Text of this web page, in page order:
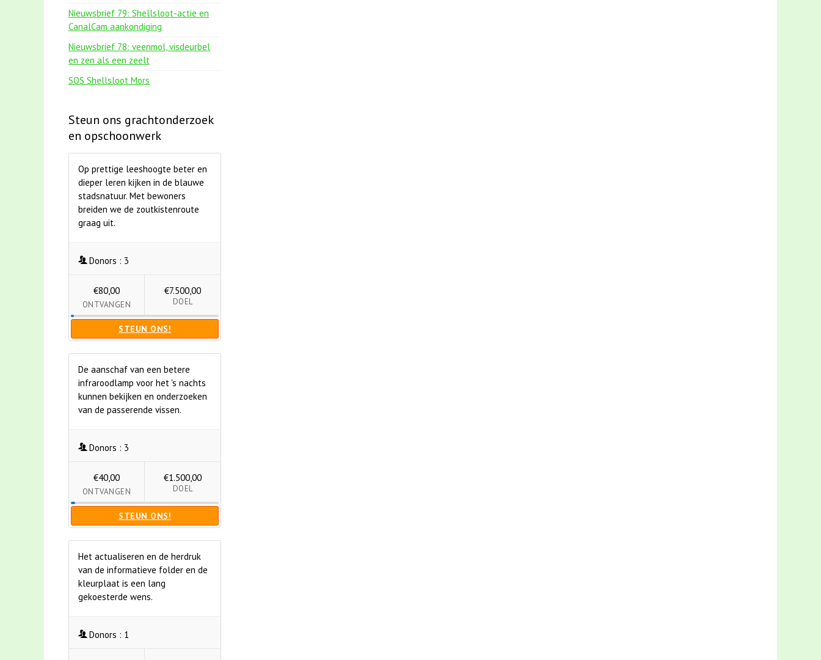
Nieuwsbrief 79: Shellsloot-actie en
CanalCam aankondiging
Nieuwsbrief 78: veenmol, visdeurbel
en zen als een zeelt
SOS Shellsloot Mors
Steun ons grachtonderzoek
en opschoonwerk
Op prettige leeshoogte beter en
dieper leren kijken in de blauwe
stadsnatuur. Met bewoners
breiden we de zoutkistenroute
graag uit.
Donors : 3
€80,00
ONTVANGEN
€7.500,00
DOEL
STEUN ONS!
De aanschaf van een betere
infraroodlamp voor het 's nachts
kunnen bekijken en onderzoeken
van de passerende vissen.
Donors : 3
€40,00
ONTVANGEN
€1.500,00
DOEL
STEUN ONS!
Het actualiseren en de herdruk
van de informatieve folder en de
kleurplaat is een lang
gekoesterde wens.
Donors : 1